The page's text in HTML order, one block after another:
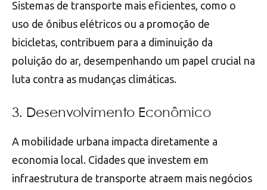
Sistemas de transporte mais eficientes, como o
uso de ônibus elétricos ou a promoção de
bicicletas, contribuem para a diminuição da
poluição do ar, desempenhando um papel crucial na
luta contra as mudanças climáticas.
3. Desenvolvimento Econômico
A mobilidade urbana impacta diretamente a
economia local. Cidades que investem em
infraestrutura de transporte atraem mais negócios